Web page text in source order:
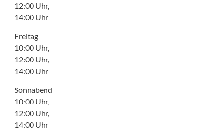
12:00 Uhr,
14:00 Uhr
Freitag
10:00 Uhr,
12:00 Uhr,
14:00 Uhr
Sonnabend
10:00 Uhr,
12:00 Uhr,
14:00 Uhr